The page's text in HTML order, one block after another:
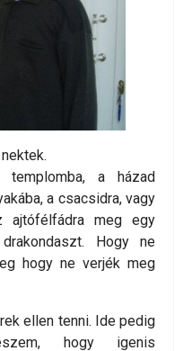
a házad
a csacsidra, vagy
ajtófélfádra meg egy
Hogy ne
hogy ne verjék meg
ellen tenni. Ide pedig
hogy igenis